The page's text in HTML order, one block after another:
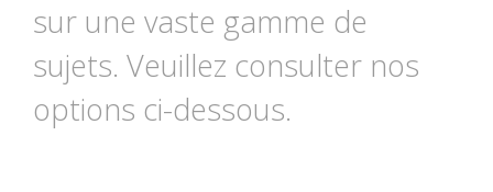
sur une vaste gamme de
sujets. Veuillez consulter nos
options ci-dessous.